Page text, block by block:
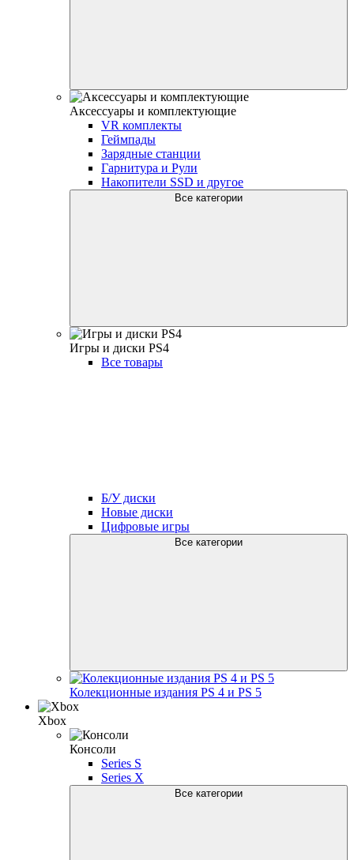
Аксессуары и комплектующие
VR комплекты
Геймпады
Зарядные станции
Гарнитура и Рули
Накопители SSD и другое
Все категории
Игры и диски PS4
Все товары
Б/У диски
Новые диски
Цифровые игры
Все категории
Колекционные издания PS 4 и PS 5
Xbox
Консоли
Series S
Series X
Все категории